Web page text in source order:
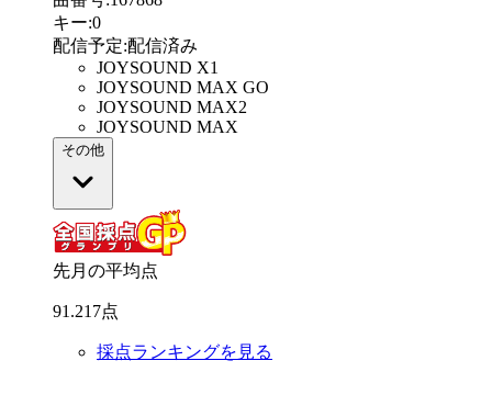
キー:0
配信予定:配信済み
JOYSOUND X1
JOYSOUND MAX GO
JOYSOUND MAX2
JOYSOUND MAX
その他
先月の平均点
91 .217点
採点ランキングを見る